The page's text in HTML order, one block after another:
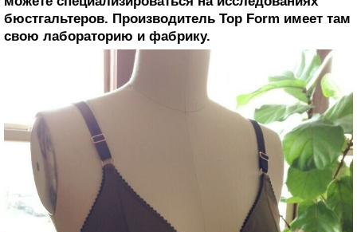
бюстгальтеров. Производитель Top Form имеет там
свою лабораторию и фабрику.